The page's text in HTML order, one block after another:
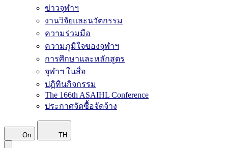
ข่าวจุฬาฯ
งานวิจัยและนวัตกรรม
ความร่วมมือ
ความภูมิใจของจุฬาฯ
การศึกษาและหลักสูตร
จุฬาฯ ในสื่อ
ปฏิทินกิจกรรม
The 166th ASAIHL Conference
ประกาศจัดซื้อจัดจ้าง
On TH